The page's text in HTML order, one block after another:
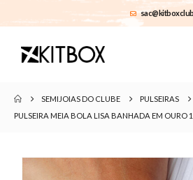
SEMIJOIAS DO CLUBE
PULSEIRAS
PULSEIRA MEIA BOLA LISA BANHADA EM OURO